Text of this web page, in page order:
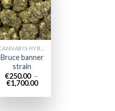
Add to
wishlist
Bruce banner
strain
€250.00 –
€1,700.00Plage
prix :